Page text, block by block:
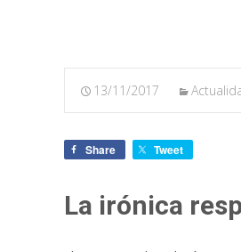
13/11/2017
Share Tweet
La irónica